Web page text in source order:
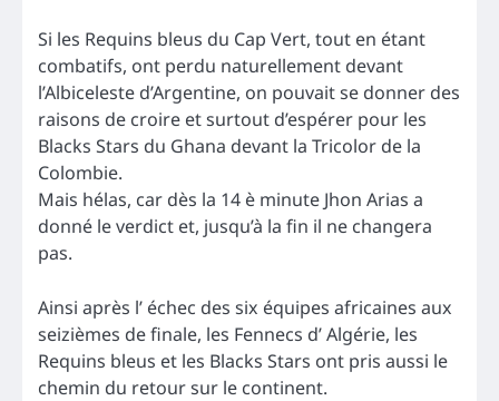
Si les Requins bleus du Cap Vert, tout en étant
combatifs, ont perdu naturellement devant
l’Albiceleste d’Argentine, on pouvait se donner des
raisons de croire et surtout d’espérer pour les
Blacks Stars du Ghana devant la Tricolor de la
Colombie.
Mais hélas, car dès la 14 è minute Jhon Arias a
donné le verdict et, jusqu’à la fin il ne changera
pas.
Ainsi après l’ échec des six équipes africaines aux
seizièmes de finale, les Fennecs d’ Algérie, les
Requins bleus et les Blacks Stars ont pris aussi le
chemin du retour sur le continent.